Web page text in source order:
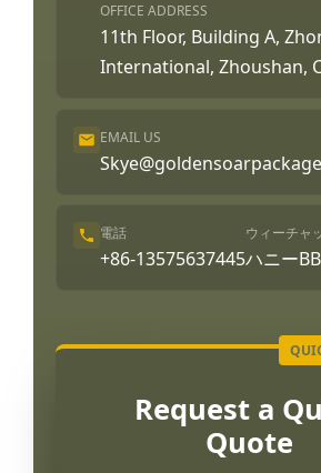
OFFICE ADDRESS
11th Floor, Building A,
International, Zhoushan,
EMAIL US
電話
+86-13575637445
ウィーチャ
ハニー
Request a
Quote